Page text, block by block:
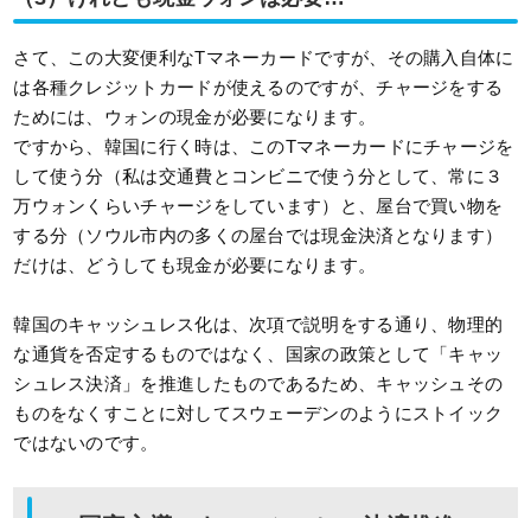
さて、この大変便利なTマネーカードですが、その購入自体に
は各種クレジットカードが使えるのですが、チャージをする
ためには、ウォンの現金が必要になります。
ですから、韓国に行く時は、このTマネーカードにチャージを
して使う分（私は交通費とコンビニで使う分として、常に３
万ウォンくらいチャージをしています）と、屋台で買い物を
する分（ソウル市内の多くの屋台では現金決済となります）
だけは、どうしても現金が必要になります。
韓国のキャッシュレス化は、次項で説明をする通り、物理的
な通貨を否定するものではなく、国家の政策として「キャッ
シュレス決済」を推進したものであるため、キャッシュその
ものをなくすことに対してスウェーデンのようにストイック
ではないのです。